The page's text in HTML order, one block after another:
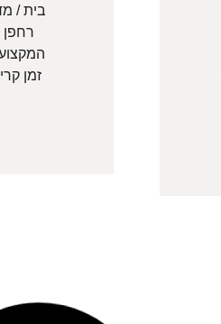
בית /
זמן קריאה: 12 דקות